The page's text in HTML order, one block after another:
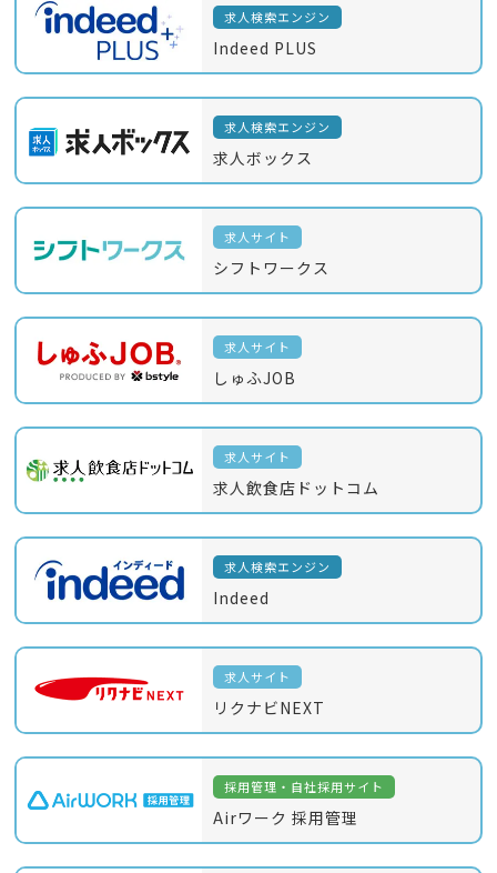
求人検索エンジン
Indeed PLUS
求人検索エンジン
求人ボックス
求人サイト
シフトワークス
求人サイト
しゅふJOB
求人サイト
求人飲食店ドットコム
求人検索エンジン
Indeed
求人サイト
リクナビNEXT
採用管理・自社採用サイト
Airワーク 採用管理